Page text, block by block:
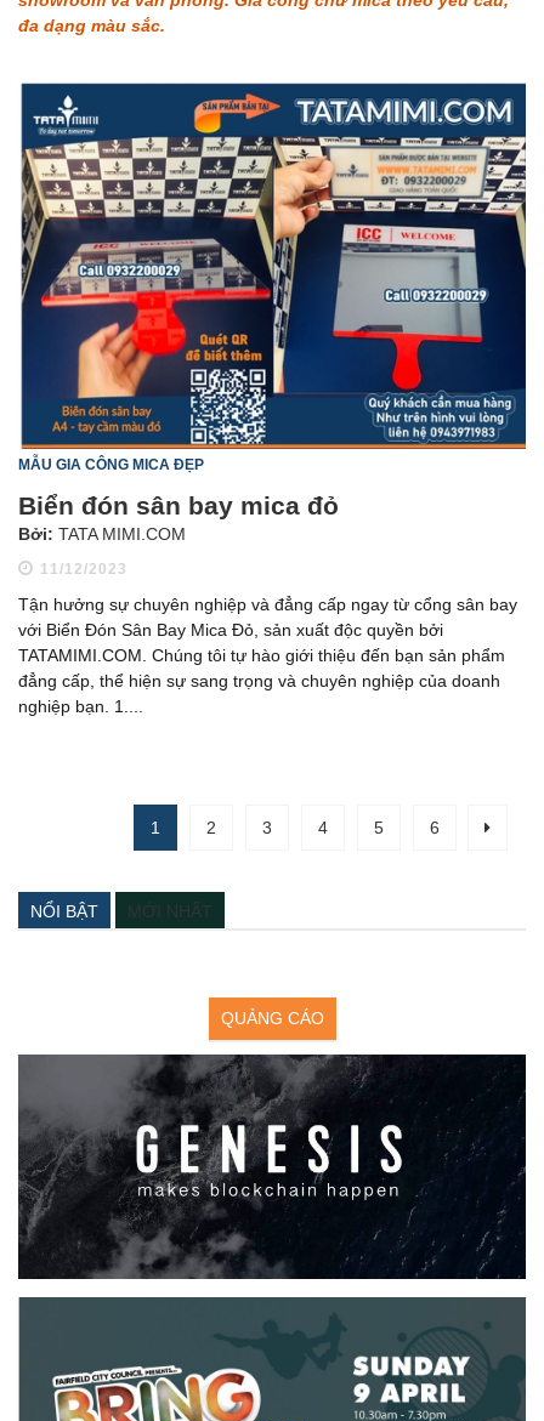
đa dạng màu sắc.
MẪU GIA CÔNG MICA ĐẸP
Biển đón sân bay mica đỏ
Bởi: TATA MIMI.COM
11/12/2023
Tận hưởng sự chuyên nghiệp và đẳng cấp ngay từ cổng sân bay
với Biển Đón Sân Bay Mica Đỏ, sản xuất độc quyền bởi
TATAMIMI.COM. Chúng tôi tự hào giới thiệu đến bạn sản phẩm
đẳng cấp, thể hiện sự sang trọng và chuyên nghiệp của doanh
nghiệp bạn. 1....
1 2 3 4 5 6
NỔI BẬT MỚI NHẤT
QUẢNG CÁO